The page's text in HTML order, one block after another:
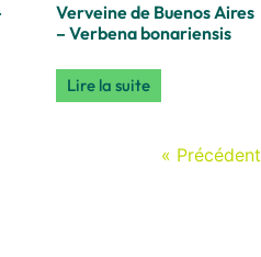
Verveine de Buenos Aires
– Verbena bonariensis
Lire la suite
« Précédent